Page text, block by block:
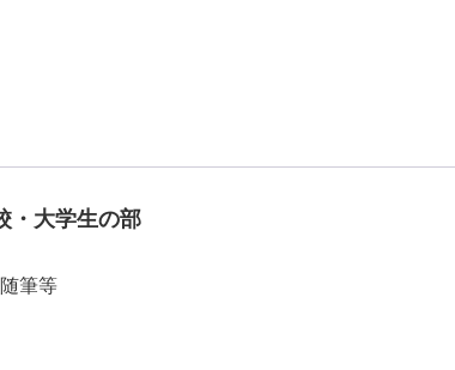
・大学生の部
筆等